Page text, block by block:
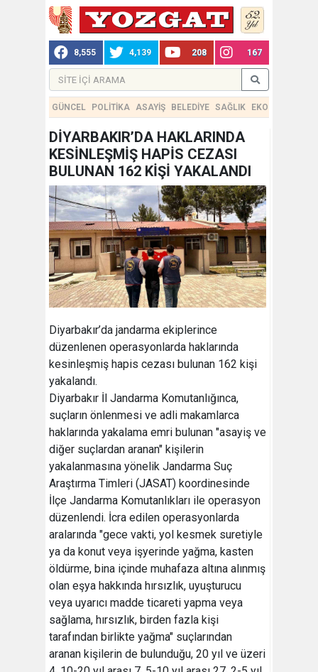
8,555 4,139 208 167
GÜNCEL POLİTİKA ASAYİŞ BELEDİYE SAĞLIK EKONOMİ
DİYARBAKIR’DA HAKLARINDA
KESİNLEŞMİŞ HAPİS CEZASI
BULUNAN 162 KİŞİ YAKALANDI
Diyarbakır’da jandarma ekiplerince
düzenlenen operasyonlarda haklarında
kesinleşmiş hapis cezası bulunan 162 kişi
yakalandı.
Diyarbakır İl Jandarma Komutanlığınca,
suçların önlenmesi ve adli makamlarca
haklarında yakalama emri bulunan "asayiş ve
diğer suçlardan aranan" kişilerin
yakalanmasına yönelik Jandarma Suç
Araştırma Timleri (JASAT) koordinesinde
İlçe Jandarma Komutanlıkları ile operasyon
düzenlendi. İcra edilen operasyonlarda
aralarında "gece vakti, yol kesmek suretiyle
ya da konut veya işyerinde yağma, kasten
öldürme, bina içinde muhafaza altına alınmış
olan eşya hakkında hırsızlık, uyuşturucu
veya uyarıcı madde ticareti yapma veya
sağlama, hırsızlık, birden fazla kişi
tarafından birlikte yağma" suçlarından
aranan kişilerin de bulunduğu, 20 yıl ve üzeri